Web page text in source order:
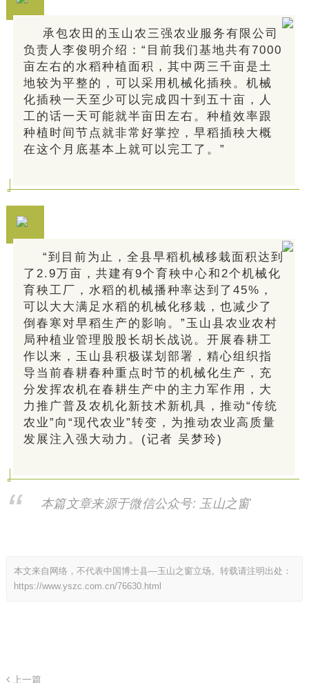
承包农田的玉山农三强农业服务有限公司
负责人李俊明介绍：“目前我们基地共有7000
亩左右的水稻种植面积，其中两三千亩是土
地较为平整的，可以采用机械化插秧。机械
化插秧一天至少可以完成四十到五十亩，人
工的话一天可能就半亩田左右。种植效率跟
种植时间节点就非常好掌控，早稻插秧大概
在这个月底基本上就可以完工了。”
“到目前为止，全县早稻机械移栽面积达到
了2.9万亩，共建有9个育秧中心和2个机械化
育秧工厂，水稻的机械播种率达到了45%，
可以大大满足水稻的机械化移栽，也减少了
倒春寒对早稻生产的影响。”玉山县农业农村
局种植业管理股股长胡长战说。开展春耕工
作以来，玉山县积极谋划部署，精心组织指
导当前春耕春种重点时节的机械化生产，充
分发挥农机在春耕生产中的主力军作用，大
力推广普及农机化新技术新机具，推动“传统
农业”向“现代农业”转变，为推动农业高质量
发展注入强大动力。(记者 吴梦玲)
本篇文章来源于微信公众号: 玉山之窗
本文来自网络，不代表中国博士县—玉山之窗立场。转载请注明出处：
https://www.yszc.com.cn/76630.html
上一篇